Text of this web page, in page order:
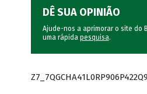
DÊ SUA OPINIÃO
Ajude-nos a aprimorar o site do
uma rápida pesquisa.